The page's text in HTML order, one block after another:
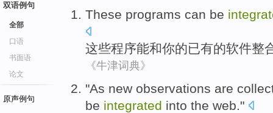
双语例句
全部
口语
书面语
论文
原声例句
These programs can be
这些程序能和你的已有的软件整
《牛津词典》
"As new observations are
be integrated into the web."